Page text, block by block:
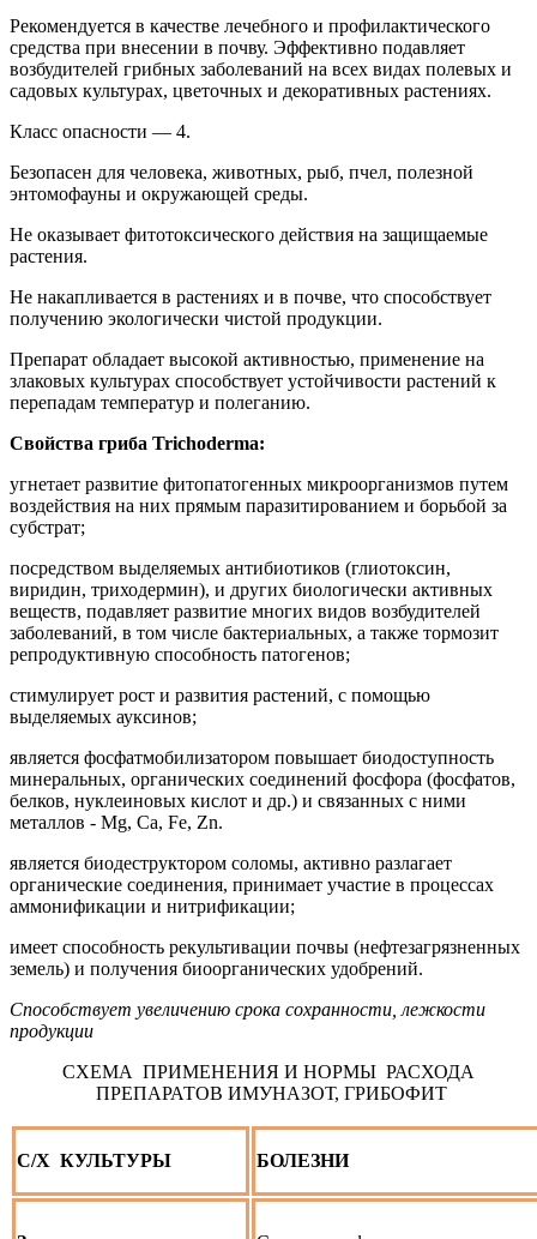
Рекомендуется в качестве лечебного и профилактического
средства при внесении в почву. Эффективно подавляет
возбудителей грибных заболеваний на всех видах полевых и
садовых культурах, цветочных и декоративных растениях.
Класс опасности — 4.
Безопасен для человека, животных, рыб, пчел, полезной
энтомофауны и окружающей среды.
Не оказывает фитотоксического действия на защищаемые
растения.
Не накапливается в растениях и в почве, что способствует
получению экологически чистой продукции.
Препарат обладает высокой активностью, применение на
злаковых культурах способствует устойчивости растений к
перепадам температур и полеганию.
Свойства гриба Trichoderma:
угнетает развитие фитопатогенных микроорганизмов путем
воздействия на них прямым паразитированием и борьбой за
субстрат;
посредством выделяемых антибиотиков (глиотоксин,
виридин, триходермин), и других биологически активных
веществ, подавляет развитие многих видов возбудителей
заболеваний, в том числе бактериальных, а также тормозит
репродуктивную способность патогенов;
стимулирует рост и развития растений, с помощью
выделяемых ауксинов;
является фосфатмобилизатором повышает биодоступность
минеральных, органических соединений фосфора (фосфатов,
белков, нуклеиновых кислот и др.) и связанных с ними
металлов - Mg, Ca, Fe, Zn.
является биодеструктором соломы, активно разлагает
органические соединения, принимает участие в процессах
аммонификации и нитрификации;
имеет способность рекультивации почвы (нефтезагрязненных
земель) и получения биоорганических удобрений.
Способствует увеличению срока сохранности, лежкости
продукции
СХЕМА ПРИМЕНЕНИЯ И НОРМЫ РАСХОДА
ПРЕПАРАТОВ ИМУНАЗОТ, ГРИБОФИТ
С/Х КУЛЬТУРЫ БОЛЕЗНИ